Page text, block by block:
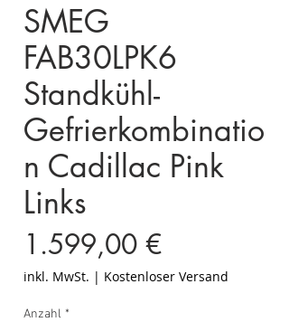
SMEG
FAB30LPK6
Standkühl-
Gefrierkombinatio
n Cadillac Pink
Links
1.599,00 €Preis
inkl. MwSt. | Kostenloser Versand
Anzahl *